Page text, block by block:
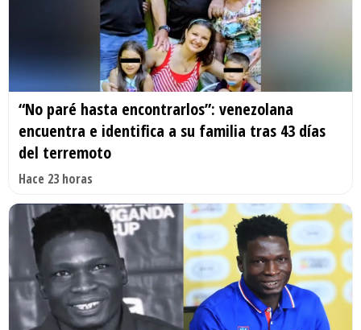
“No paré hasta encontrarlos”: venezolana
encuentra e identifica a su familia tras 43 días
del terremoto
Hace 23 horas